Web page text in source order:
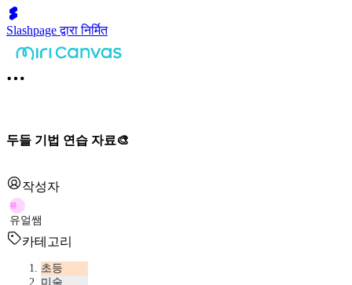
Slashpage द्वारा निर्मित
두들 기법 연습 자료🎨
작성자
유
유얼쌤
카테고리
초등
미술